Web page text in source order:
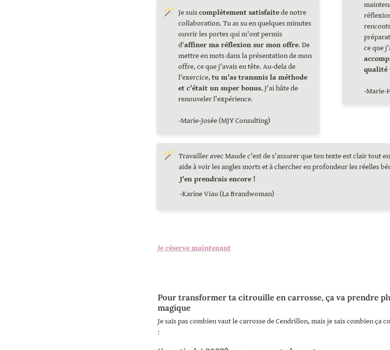
🪄 Je suis complètement satisfaite de notre
collaboration. Tu as su en quelques minutes
ouvrir les portes qui m'ont permis
d'affiner ma réflexion sur mon offre. De
mettre en mots dans la présentation de mon
offre, ce que j'avais en tête. Au-dela de
l'exercice, tu m'as transmis la méthode
et c'était un super bonus. J'ai hâte de
renouveler l'expérience.
-Marie-Josée (MJY Consulting)
ce que
qualité
-Marie-
🪄 Travailler avec Maude c'est de s'assurer que ton texte est clair tout
aide à voir les angles morts et à chercher en profondeur les réelles
J'en prendrais encore !
-Karine Viau (La Brandwoman)
Je réserve maintenant
Pour transformer ta citrouille en carrosse, ça va prendre
magique
Je sais pas combien vaut le carrosse de Cendrillon, mais je sais combien ça
: